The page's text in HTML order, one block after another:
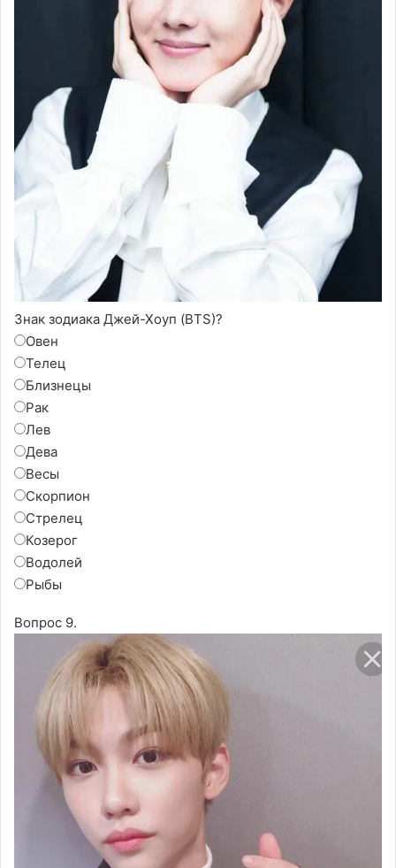
Знак зодиака Джей-Хоуп (BTS)?
Овен
Телец
Близнецы
Рак
Лев
Дева
Весы
Скорпион
Стрелец
Козерог
Водолей
Рыбы
Вопрос 9.